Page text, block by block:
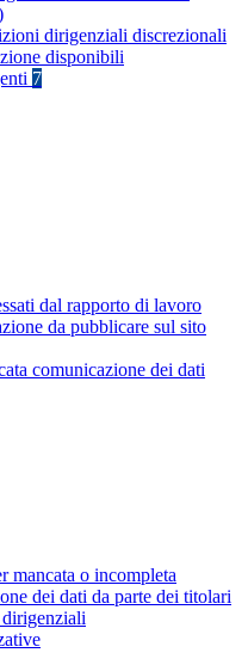
dirigenziali discrezionali
disponibili
7
dal rapporto di lavoro
da pubblicare sul sito
comunicazione dei dati
mancata o incompleta
dei dati da parte dei titolari